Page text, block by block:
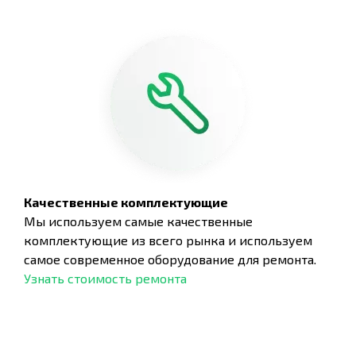
Качественные комплектующие
Мы используем самые качественные
комплектующие из всего рынка и используем
самое современное оборудование для ремонта.
Узнать стоимость ремонта